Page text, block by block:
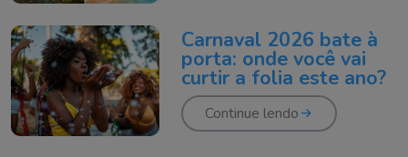
Carnaval 2026 bate à
porta: onde você vai
curtir a folia este ano?
Continue lendo